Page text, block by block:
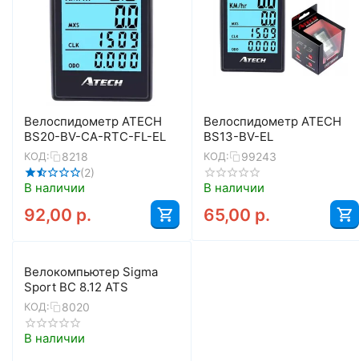
Велоспидометр ATECH
BS20-BV-CA-RTC-FL-EL
КОД:
8218
(2)
В наличии
92,00 р.
Велоспидометр ATECH
BS13-BV-EL
КОД: 99243
В наличии
65,00 р.
Велокомпьютер Sigma
Sport BC 8.12 ATS
КОД: 8020
В наличии